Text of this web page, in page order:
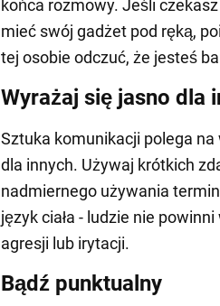
końca rozmowy. Jeśli
mieć swój gadżet pod ręką,
tej osobie odczuć, że jesteś
Wyrażaj się jasno dla
Sztuka komunikacji polega
dla innych. Używaj krótkich
nadmiernego używania
język ciała - ludzie nie
agresji lub irytacji.
Bądź punktualny